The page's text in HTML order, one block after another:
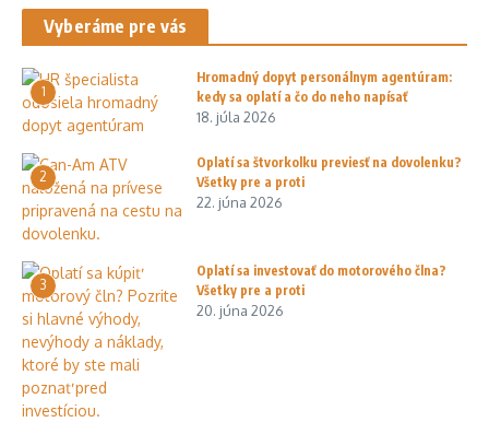
Vyberáme pre vás
1
Hromadný dopyt personálnym agentúram:
kedy sa oplatí a čo do neho napísať
18. júla 2026
2
Oplatí sa štvorkolku previesť na dovolenku?
Všetky pre a proti
22. júna 2026
3
Oplatí sa investovať do motorového člna?
Všetky pre a proti
20. júna 2026